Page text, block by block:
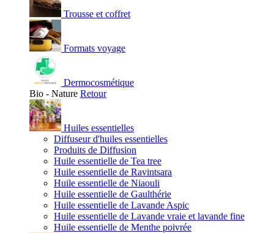
Trousse et coffret
Formats voyage
Dermocosmétique
Bio - Nature Retour
Huiles essentielles
Diffuseur d'huiles essentielles
Produits de Diffusion
Huile essentielle de Tea tree
Huile essentielle de Ravintsara
Huile essentielle de Niaouli
Huile essentielle de Gaulthérie
Huile essentielle de Lavande Aspic
Huile essentielle de Lavande vraie et lavande fine
Huile essentielle de Menthe poivrée